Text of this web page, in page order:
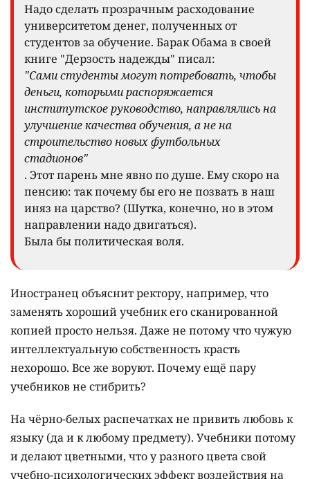
Надо сделать прозрачным расходование
университетом денег, полученных от
студентов за обучение. Барак Обама в своей
книге "Дерзость надежды" писал:
"Сами студенты могут потребовать, чтобы
деньги, которыми распоряжается
институтское руководство, направлялись на
улучшение качества обучения, а не на
строительство новых футбольных
стадионов"
. Этот парень мне явно по душе. Ему скоро на
пенсию: так почему бы его не позвать в наш
иняз на царство? (Шутка, конечно, но в этом
направлении надо двигаться).
Была бы политическая воля.
Иностранец объяснит ректору, например, что
заменять хороший учебник его сканированной
копией просто нельзя. Даже не потому что чужую
интеллектуальную собственность красть
нехорошо. Все же воруют. Почему ещё пару
учебников не стибрить?
На чёрно-белых распечатках не привить любовь к
языку (да и к любому предмету). Учебники потому
и делают цветными, что у разного цвета свой
учебно-психологических эффект воздействия на